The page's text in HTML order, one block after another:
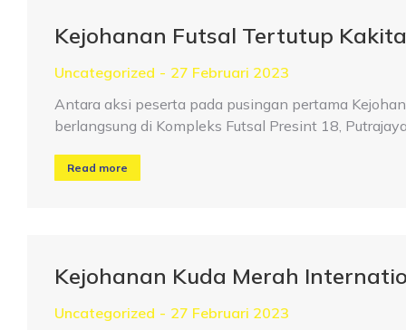
Kejohanan Futsal Tertutup
Uncategorized
27 Februari 2023
Antara aksi peserta pada pusingan pertama
berlangsung di Kompleks Futsal Presint 18,
Read more
Kejohanan Kuda Merah
Uncategorized
27 Februari 2023